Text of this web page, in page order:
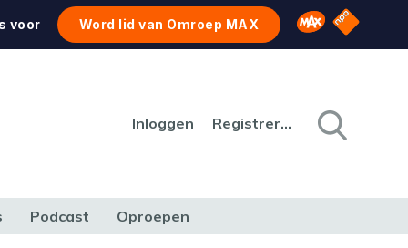
voor Word lid van Omroep MAX Omroep MAX
NPO
Inloggen Registreren
Podcast Oproepen